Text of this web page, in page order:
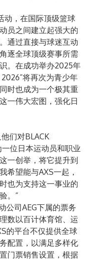
动，在国际顶级篮球
员之间建立起强大的
通过直接与球迷互动
逐全球顶级赛事所需
。在成功举办2025年
将再次为青少年
时也成为一个极其重
一伟大宏图，强化日
们对BLACK
位日本运动员和职业
一创举，将它提升到
希望能与AXS一起，
也为支持这一事业的
。”
公司AEG下属的票务
数以百计体育馆、运
的平台不仅提供全球
配置，以满足多样化
门票销售设置，根据